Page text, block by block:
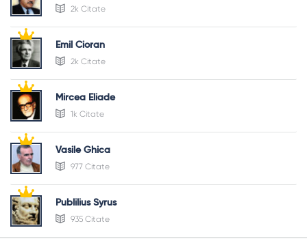
2k Citate
Emil Cioran
2k Citate
Mircea Eliade
1k Citate
Vasile Ghica
977 Citate
Publilius Syrus
935 Citate